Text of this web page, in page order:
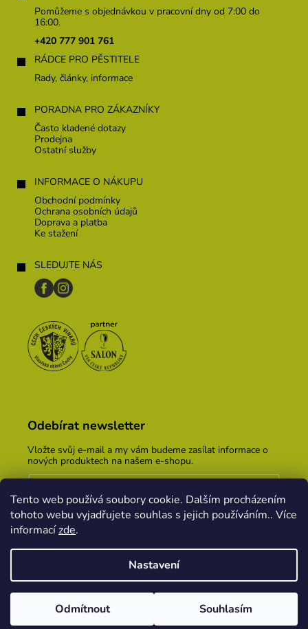
Tento web používá soubory cookie. Dalším procházením
tohoto webu vyjadřujete souhlas s jejich používáním.. Více
informacízde.
Nastavení
Odmítnout Souhlasím
Pomůžeme s objednávkou v pracovní dny od 7:00 do
16:00.
+420 777 901 761
RÁDCE PRO PĚSTITELE
Rady, články, informace
PORADNA PRO ZÁKAZNÍKY
Často kladené dotazy
Prodejna
Ostatní služby
INFORMACE O NÁKUPU
Obchodní podmínky
Ochrana osobních údajů
Doprava a platba
Ke stažení
SLEDUJTE NÁS
Odebírat newsletter
Vložte svůj e-mail a my vám budeme zasílat informace o
nových produktech na našem e-shopu.
Vložením e-mailu souhlasíte spodmínkami ochrany
osobních údajů
PŘIHLÁSIT SE
Vytvořil Shoptet
PekneWeby